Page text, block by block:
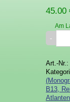
45.00
Am
Art.-Nr.:
B13,
Atlanten